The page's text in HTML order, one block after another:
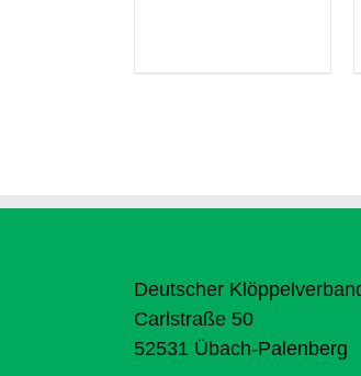
Deutscher
Carlstraße 50
52531 Übach-Palenberg